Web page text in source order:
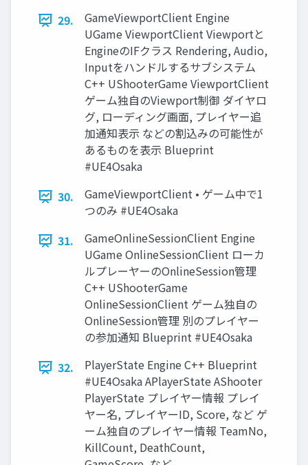
29.
GameViewportClient Engine
UGame ViewportClient Viewportと
EngineのIFクラス Rendering, Audio,
Inputをハンドルするサブシステム
C++ UShooterGame ViewportClient
ゲーム独自のViewport制御 ダイヤロ
グ, ローディング画面, プレイヤー追
加通知表示 などの割込みの可能性が
あるものを表示 Blueprint
#UE4Osaka
30.
GameViewportClient • ゲーム中で1
つのみ #UE4Osaka
31.
GameOnlineSessionClient Engine
UGame OnlineSessionClient ローカ
ルプレーヤーのOnlineSession管理
C++ UShooterGame
OnlineSessionClient ゲーム独自の
OnlineSession管理 別のプレイヤー
の参加通知 Blueprint #UE4Osaka
32.
PlayerState Engine C++ Blueprint
#UE4Osaka APlayerState AShooter
PlayerState プレイヤー情報 プレイ
ヤー名, プレイヤーID, Score, など ゲ
ーム独自のプレイヤー情報 TeamNo,
KillCount, DeathCount,